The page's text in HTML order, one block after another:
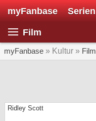
myFanbase Serien
Film
myFanbase » Kultur » Film
Ridley Scott